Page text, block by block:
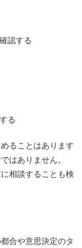
認する
る
ることはあります
はありません。
相談することも検
合や意思決定のタ